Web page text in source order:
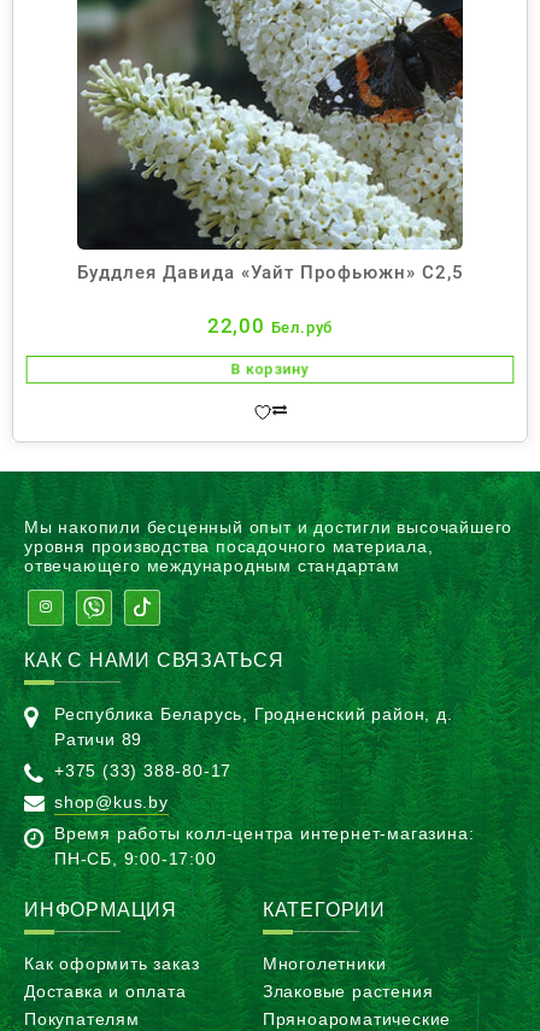
Буддлея Давида «Уайт Профьюжн» С2,5
22,00 Бел.руб
В корзину
Мы накопили бесценный опыт и достигли высочайшего
уровня производства посадочного материала,
отвечающего международным стандартам
КАК С НАМИ СВЯЗАТЬСЯ
Республика Беларусь, Гродненский район, д.
Ратичи 89
+375 (33) 388-80-17
shop@kus.by
Время работы колл-центра интернет-магазина:
ПН-CБ, 9:00-17:00
ИНФОРМАЦИЯ
Как оформить заказ
Доставка и оплата
Покупателям
КАТЕГОРИИ
Многолетники
Злаковые растения
Пряноароматические